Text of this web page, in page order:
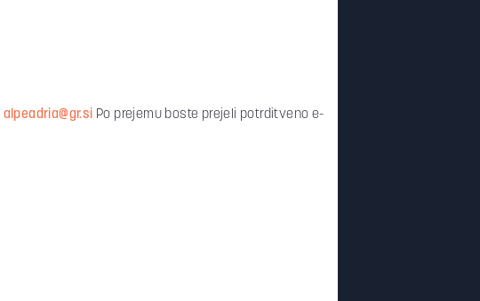
alpeadria@gr.si Po prejemu boste prejeli potrditveno e-